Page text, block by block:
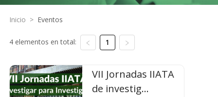
Inicio > Eventos
4 elementos en total: 1
VII Jornadas IIATA
de investig...